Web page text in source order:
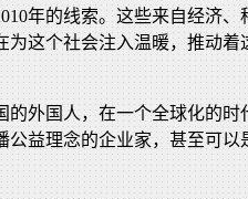
年的线索。这些来自经济、
这个社会注入温暖，推动着
的外国人，在一个全球化的时
公益理念的企业家，甚至可以